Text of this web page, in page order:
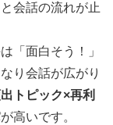
会話の流れが止
「面白そう！」
り会話が広がり
トピック×再利
高いです。